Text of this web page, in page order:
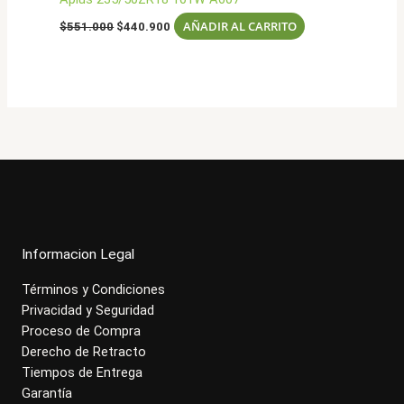
$551.000 El
$440.900 El
precio
AÑADIR AL CARRITO
Informacion Legal
Términos y Condiciones
Privacidad y Seguridad
Proceso de Compra
Derecho de Retracto
Tiempos de Entrega
Garantía